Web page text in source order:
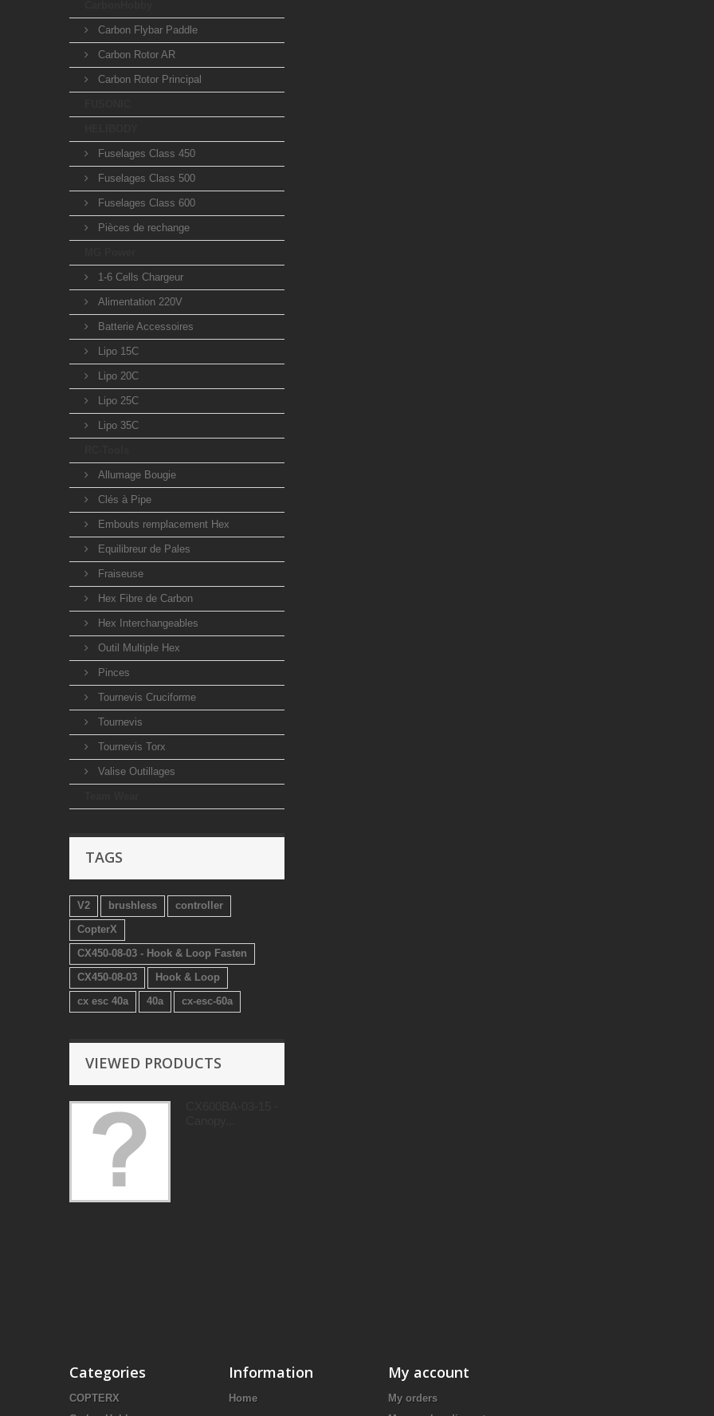
Carbon Flybar Paddle
Carbon Rotor AR
Carbon Rotor Principal
Fuselages Class 450
Fuselages Class 500
Fuselages Class 600
Pièces de rechange
1-6 Cells Chargeur
Alimentation 220V
Batterie Accessoires
Lipo 15C
Lipo 20C
Lipo 25C
Lipo 35C
Allumage Bougie
Clés à Pipe
Embouts remplacement Hex
Equilibreur de Pales
Fraiseuse
Hex Fibre de Carbon
Hex Interchangeables
Outil Multiple Hex
Pinces
Tournevis Cruciforme
Tournevis
Tournevis Torx
Valise Outillages
TAGS
V2 brushless
controller
CopterX
CX450-08-03 - Hook & Loop Fasten
CX450-08-03
Hook & Loop
cx esc 40a
40a cx-esc-60a
VIEWED PRODUCTS
Categories
COPTERX
Information
Home
My account
My orders